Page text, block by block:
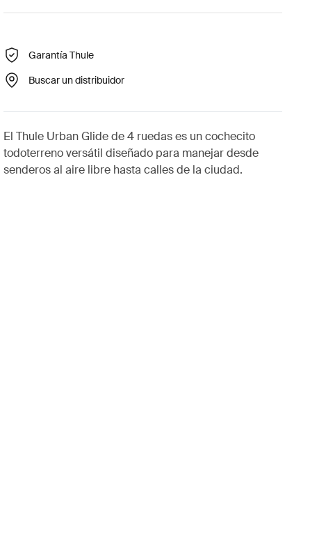
Garantía Thule
Buscar un distribuidor
El Thule Urban Glide de 4 ruedas es un cochecito
todoterreno versátil diseñado para manejar desde
senderos al aire libre hasta calles de la ciudad.